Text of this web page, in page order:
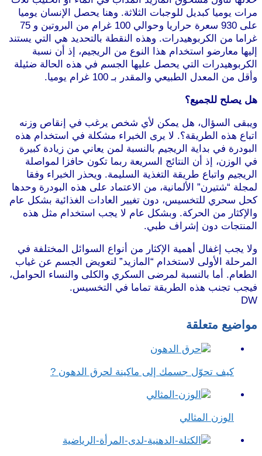
مرات يوميا كبديل للوجبات الثلاثة. وهنا يحصل الإنسان يوميا
على 930 سعرة حراريا وحوالي 100 غرام من البروتين و 75
غراما من الكربوهيدرات. وهذه النقطة بالتحديد هي التي يستند
إليها معارضو استخدام هذا النوع من الريجيم، إذ أن نسبة
الكربوهيدرات التي يحصل عليها الجسم في هذه الحالة ضئيلة
وأقل من المعدل الطبيعي والمقدر بـ 100 غرام يوميا.
هل يصلح للجميع؟
ويبقى السؤال، هل يمكن لأي شخص يرغب في إنقاص وزنه
اتباع هذه الطريقة؟. لا يرى الخبراء مشكلة في استخدام هذه
البودرة في بداية الريجيم بالنسبة لمن يعاني من زيادة كبيرة
في الوزن، إذ أن النتائج السريعة ربما تكون حافزا لمواصلة
الريجيم واتباع طريقة التغذية السليمة. ويحذر الخبراء وفقا
لمجلة “شتيرن” الألمانية، من الاعتماد على هذه البودرة وحدها
كحل سحري للتخسيس، دون تغيير العادات الغذائية بشكل عام
والإكثار من الحركة. وبشكل عام لا يجب استخدام مثل هذه
المنتجات دون إشراف طبي.
ولا يجب إغفال أهمية الإكثار من أنواع السوائل المختلفة في
المرحلة الأولى لاستخدام “المازيد” لتعويض الجسم عن غياب
الطعام. أما بالنسبة لمرضى السكري والكلى والنساء الحوامل،
فيجب تجنب هذه الطريقة تماما في التخسيس.
DW
مواضيع متعلقة
كيف تحوّل جسمك إلى ماكينة لحرق الدهون ?
الوزن المثالي